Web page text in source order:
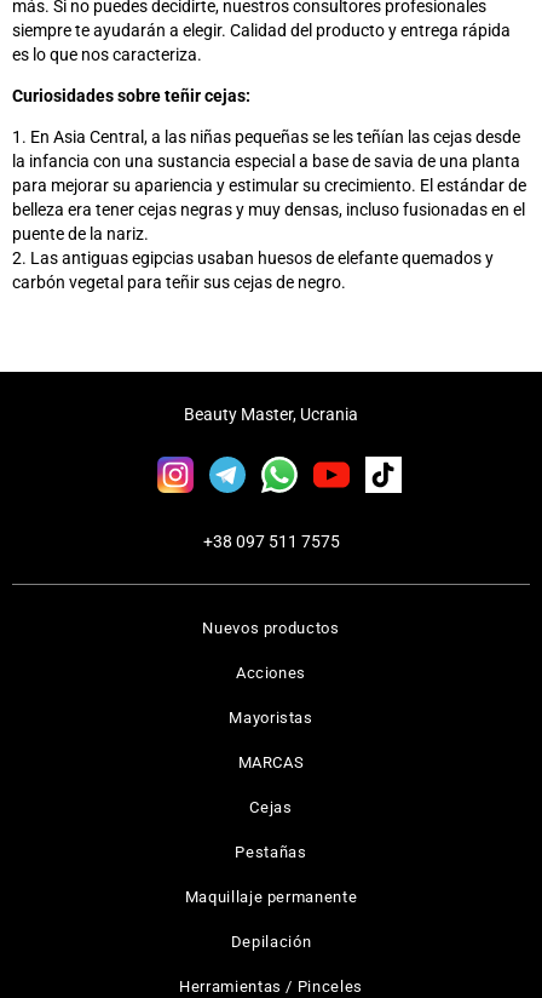
más. Si no puedes decidirte, nuestros consultores profesionales
siempre te ayudarán a elegir. Calidad del producto y entrega rápida
es lo que nos caracteriza.
Curiosidades sobre teñir cejas:
1. En Asia Central, a las niñas pequeñas se les teñían las cejas desde
la infancia con una sustancia especial a base de savia de una planta
para mejorar su apariencia y estimular su crecimiento. El estándar de
belleza era tener cejas negras y muy densas, incluso fusionadas en el
puente de la nariz.
2. Las antiguas egipcias usaban huesos de elefante quemados y
carbón vegetal para teñir sus cejas de negro.
Nuevos productos
Acciones
Mayoristas
MARCAS
Cejas
Pestañas
Maquillaje permanente
Depilación
Herramientas / Pinceles
Beauty Master, Ucrania
+38 097 511 7575